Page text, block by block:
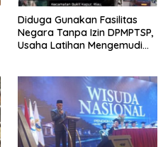
Diduga Gunakan Fasilitas
Negara Tanpa Izin DPMPTSP,
Usaha Latihan Mengemudi